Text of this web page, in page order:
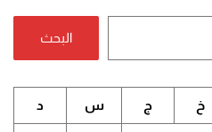
البحث
خ ج س د